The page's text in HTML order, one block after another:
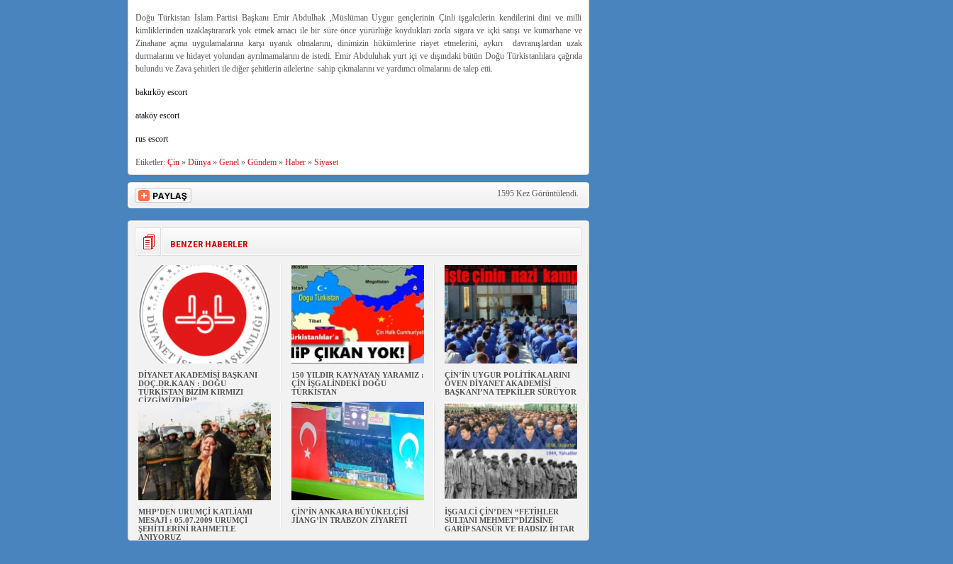
Doğu Türkistan İslam Partisi Başkanı Emir Abdulhak ,Müslüman Uygur gençlerinin Çinli işgalcılerin kendilerini dini ve milli
kimliklerinden uzaklaştırarark yok etmek amacı ile bir süre önce yürürlüğe koydukları zorla sigara ve içki satışı ve kumarhane ve
Zinahane açma uygulamalarına karşı uyanık olmalarını, dinimizin hükümlerine riayet etmelerini, aykırı davranışlardan uzak
durmalarını ve hidayet yolundan ayrılmamalarını de istedi. Emir Abduluhak yurt içi ve dışındaki bütün Doğu Türkistanlılara çağrıda
bulundu ve Zava şehitleri ile diğer şehitlerin ailelerine sahip çıkmalarını ve yardımcı olmalarını de talep etti.
bakırköy escort
ataköy escort
rus escort
Etiketler: Çin» Dünya» Genel» Gündem» Haber» Siyaset
1595 Kez Görüntülendi.
BENZER HABERLER
DİYANET AKADEMİSİ BAŞKANI
DOÇ.DR.KAAN : DOĞU
TÜRKİSTAN BİZİM KIRMIZI
ÇİZGİMİZDİR!”
150 YILDIR KAYNAYAN YARAMIZ :
ÇİN İŞGALİNDEKİ DOĞU
TÜRKİSTAN
ÇİN’İN UYGUR POLİTİKALARINI
ÖVEN DİYANET AKADEMİSİ
BAŞKANI’NA TEPKİLER SÜRÜYOR
MHP’DEN URUMÇİ KATLİAMI
MESAJİ : 05.07.2009 URUMÇİ
ŞEHİTLERİNİ RAHMETLE
ANIYORUZ
ÇİN’İN ANKARA BÜYÜKELÇİSİ
JİANG’İN TRABZON ZİYARETİ
İŞGALCİ ÇİN’DEN “FETİHLER
SULTANI MEHMET”DİZİSİNE
GARİP SANSÜR VE HADSIZ İHTAR